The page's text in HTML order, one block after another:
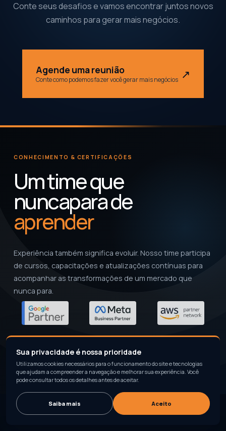
Sua privacidade é nossa prioridade
Utilizamos cookies necessários para o funcionamento do site e tecnologias
que ajudam a compreender a navegação e melhorar sua experiência. Você
pode consultar todos os detalhes antes de aceitar.
Saiba mais Aceito
Conte seus desafios e vamos encontrar juntos novos
caminhos para gerar mais negócios.
Agende uma reunião
Conte como podemos fazer você gerar mais negócios ↗
CONHECIMENTO & CERTIFICAÇÕES
Um time que
nuncapara de
aprender
Experiência também significa evoluir. Nosso time participa
de cursos, capacitações e atualizações contínuas para
acompanhar as transformações de um mercado que
nunca para.
© 2026 WEBSIDE SERVIÇOS EMPRESARIAIS LTDA · SÃO CAETANO DO SUL ·
SP